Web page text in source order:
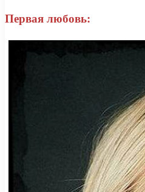
Первая любовь: